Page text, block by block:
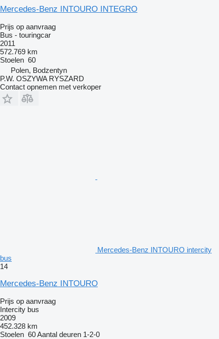
Mercedes-Benz INTOURO INTEGRO
Prijs op aanvraag
Bus - touringcar
2011
572.769 km
Stoelen 60
Polen, Bodzentyn
P.W. OSZYWA RYSZARD
Contact opnemen met verkoper
Mercedes-Benz INTOURO intercity
bus
14
Mercedes-Benz INTOURO
Prijs op aanvraag
Intercity bus
2009
452.328 km
Stoelen 60Aantal deuren 1-2-0